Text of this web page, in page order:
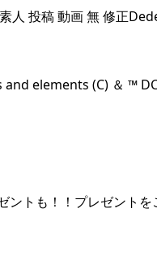
人 投稿 動画 無 修正
and elements (C) ＆ ™
ントも！！プレゼントを